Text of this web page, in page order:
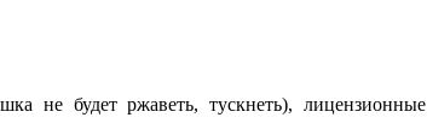
не будет ржаветь, тускнеть), лицензионные